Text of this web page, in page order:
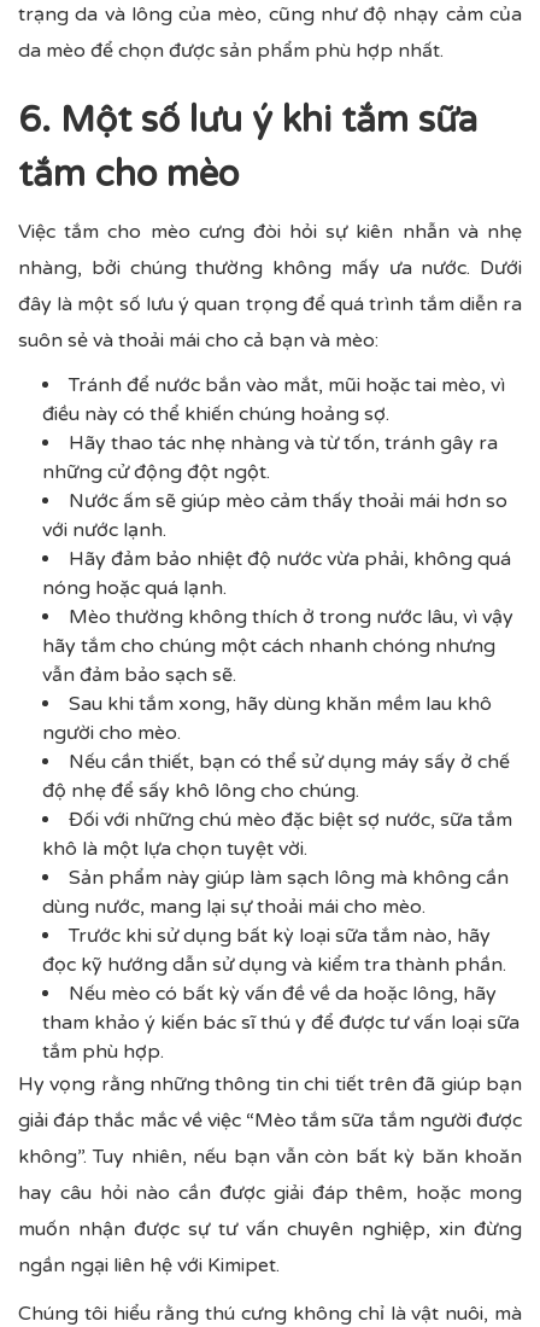
trạng da và lông của mèo, cũng như độ nhạy cảm của
da mèo để chọn được sản phẩm phù hợp nhất.
6. Một số lưu ý khi tắm sữa
tắm cho mèo
Việc tắm cho mèo cưng đòi hỏi sự kiên nhẫn và nhẹ
nhàng, bởi chúng thường không mấy ưa nước. Dưới
đây là một số lưu ý quan trọng để quá trình tắm diễn ra
suôn sẻ và thoải mái cho cả bạn và mèo:
Tránh để nước bắn vào mắt, mũi hoặc tai mèo, vì
điều này có thể khiến chúng hoảng sợ.
Hãy thao tác nhẹ nhàng và từ tốn, tránh gây ra
những cử động đột ngột.
Nước ấm sẽ giúp mèo cảm thấy thoải mái hơn so
với nước lạnh.
Hãy đảm bảo nhiệt độ nước vừa phải, không quá
nóng hoặc quá lạnh.
Mèo thường không thích ở trong nước lâu, vì vậy
hãy tắm cho chúng một cách nhanh chóng nhưng
vẫn đảm bảo sạch sẽ.
Sau khi tắm xong, hãy dùng khăn mềm lau khô
người cho mèo.
Nếu cần thiết, bạn có thể sử dụng máy sấy ở chế
độ nhẹ để sấy khô lông cho chúng.
Đối với những chú mèo đặc biệt sợ nước, sữa tắm
khô là một lựa chọn tuyệt vời.
Sản phẩm này giúp làm sạch lông mà không cần
dùng nước, mang lại sự thoải mái cho mèo.
Trước khi sử dụng bất kỳ loại sữa tắm nào, hãy
đọc kỹ hướng dẫn sử dụng và kiểm tra thành phần.
Nếu mèo có bất kỳ vấn đề về da hoặc lông, hãy
tham khảo ý kiến bác sĩ thú y để được tư vấn loại sữa
tắm phù hợp.
Hy vọng rằng những thông tin chi tiết trên đã giúp bạn
giải đáp thắc mắc về việc “Mèo tắm sữa tắm người được
không”. Tuy nhiên, nếu bạn vẫn còn bất kỳ băn khoăn
hay câu hỏi nào cần được giải đáp thêm, hoặc mong
muốn nhận được sự tư vấn chuyên nghiệp, xin đừng
ngần ngại liên hệ với Kimipet.
Chúng tôi hiểu rằng thú cưng không chỉ là vật nuôi, mà